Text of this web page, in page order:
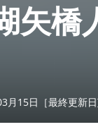
矢橋
月15日［最終更新